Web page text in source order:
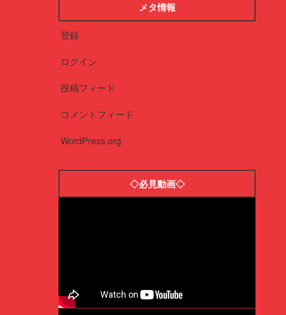
メタ情報
登録
ログイン
投稿フィード
コメントフィード
WordPress.org
◇必見動画◇